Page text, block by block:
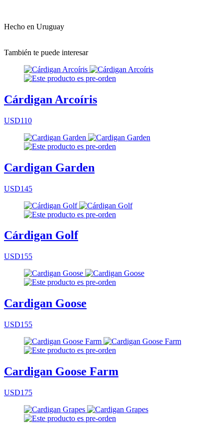
Hecho en Uruguay
También te puede interesar
Cárdigan Arcoíris
USD110
Cardigan Garden
USD145
Cárdigan Golf
USD155
Cardigan Goose
USD155
Cardigan Goose Farm
USD175